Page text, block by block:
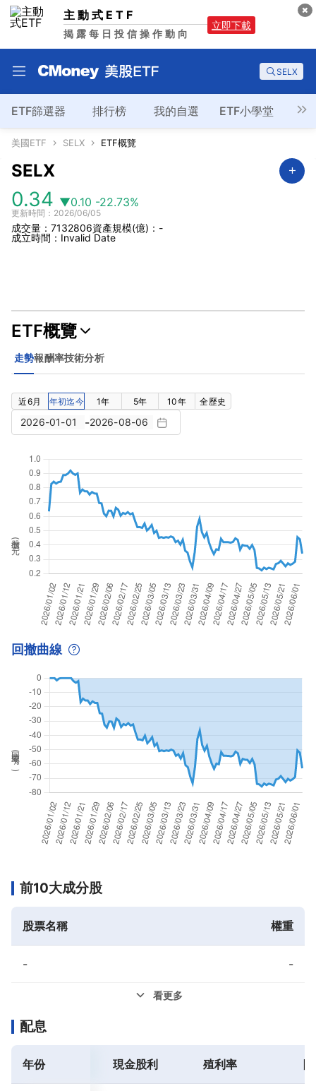
主動式ETF
揭露每日投信操作動向
立即下載
SELX
ETF篩選器 排行榜 我的自選 ETF小學堂
美國ETF SELX ETF概覽
SELX
0.34 ▼0.10 -22.73%
更新時間：2026/06/05
成交量：7132806資產規模(億)：-
成立時間：Invalid Date
ETF概覽
走勢報酬率技術分析
近6月 年初迄今 1年 5年 10年 全歷史
-
股價(元)
回撤曲線
回撤率(
%
)
前10大成分股
股票名稱 權重
- -
看更多
配息
年份 現金股利 殖利率